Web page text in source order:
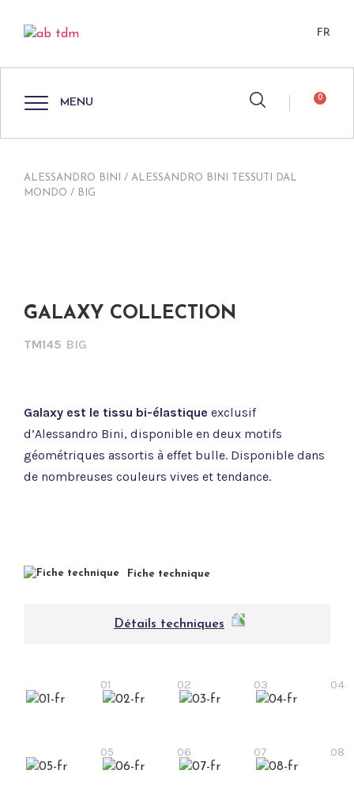
FR
MENU 0
ALESSANDRO BINI / ALESSANDRO BINI TESSUTI DAL
MONDO / BIG
GALAXY COLLECTION
TM145 BIG
Galaxy est le tissu bi-élastique exclusif
d’Alessandro Bini, disponible en deux motifs
géométriques assortis à effet bulle. Disponible dans
de nombreuses couleurs vives et tendance.
Fiche technique
Détails techniques
01 02 03 04
05 06 07 08